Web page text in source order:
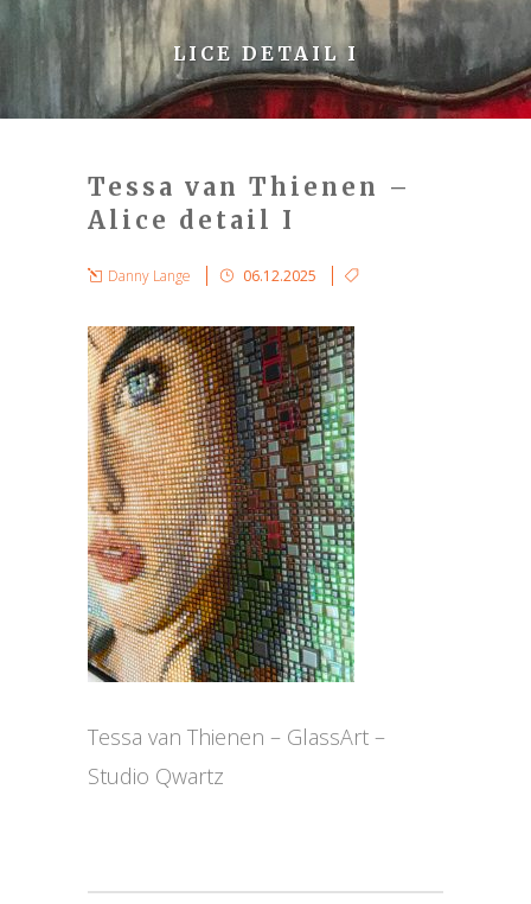
LICE DETAIL I
Tessa van Thienen –
Alice detail I
Danny Lange 06.12.2025
Tessa van Thienen – GlassArt –
Studio Qwartz